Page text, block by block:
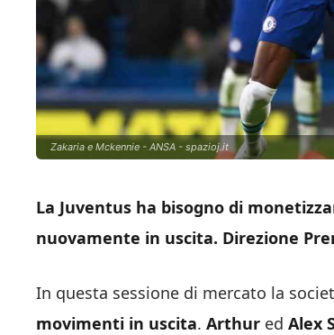
Zakaria e Mckennie - ANSA - spazioj.it
La Juventus ha bisogno di
nuovamente in uscita. Direzione
In questa sessione di mercato la
movimenti in uscita. Arthur ed Alex